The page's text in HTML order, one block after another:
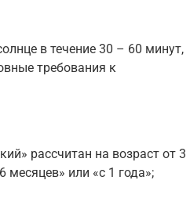
в течение 30 – 60 минут,
требования к
рассчитан на возраст от 3
месяцев» или «с 1 года»;